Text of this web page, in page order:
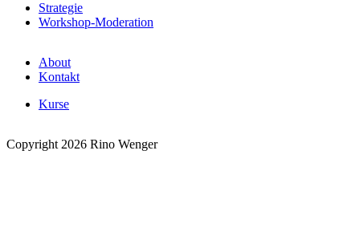
Strategie
Workshop-Moderation
About
Kontakt
Kurse
Copyright 2026 Rino Wenger